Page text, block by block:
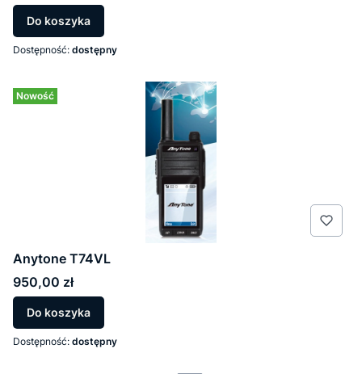
Do koszyka
Dostępność: dostępny
Nowość
Anytone T74VL
Cena
950,00 zł
Do koszyka
Dostępność: dostępny